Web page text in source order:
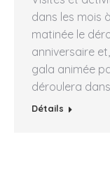
dans les mois
matinée le
anniversaire
gala animée
déroulera
Détails